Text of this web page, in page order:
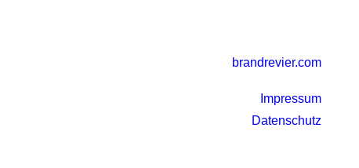
brandrevier.com
Impressum
Datenschutz